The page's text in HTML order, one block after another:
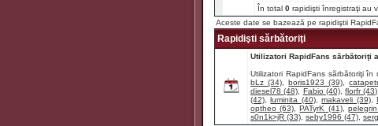
În total 0 rapidişti înregistraţi au
Aceste date se bazează pe rapidiştii
Rapidişti sărbătoriţi
Utilizatori RapidFans sărbătoriţi
Utilizatori RapidFans sărbătoriţi în
bLz (34) ,boris1923 (39) ,
diesel78 (48)
Fabio (40),florfr (43)
(42) ,luminita (40),makaveli (39),
optheo (63) ,PATyrK (41),
s0n1k>jR (33) seby1996 (47)